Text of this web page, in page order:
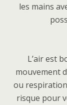
les mains
L’air est
mouvement
ou
risque pour